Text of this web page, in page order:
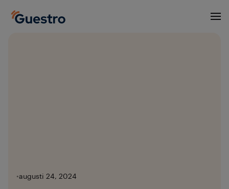
•augusti 24, 2024